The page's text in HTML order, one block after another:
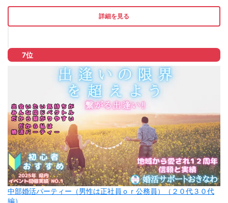
詳細を見る
7位
中部婚活パーティー（男性は正社員ｏｒ公務員）（２０代３０代
編）